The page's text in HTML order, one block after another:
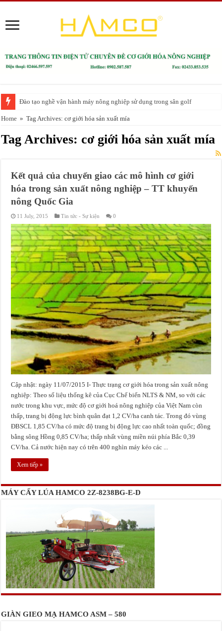
Đào tạo nghề vận hành máy nông nghiệp sử dụng trong sân golf
Home » Tag Archives: cơ giới hóa sản xuất mía
Tag Archives: cơ giới hóa sản xuất mía
Kết quả của chuyển giao các mô hình cơ giới
hóa trong sản xuất nông nghiệp – TT khuyến
nông Quốc Gia
11 July, 2015 Tin tức - Sự kiện 0
Cập nhật: ngày 11/07/2015 I- Thực trạng cơ giới hóa trong sản xuất nông
nghiệp: Theo số liệu thống kê của Cục Chế biến NLTS & NM, so với các
nước trong khu vực, mức độ cơ giới hoá nông nghiệp của Việt Nam còn
thấp, trang bị động lực bình quân đạt 1,2 CV/ha canh tác. Trong đó vùng
ĐBSCL 1,85 CV/ha có mức độ trang bị động lực cao nhất toàn quốc; đồng
bằng sông Hồng 0,85 CV/ha; thấp nhất vùng miền núi phía Bắc 0,39
CV/ha. Cả nước hiện nay có trên 400 nghìn máy kéo các ...
Xem tiếp »
MÁY CẤY LÚA HAMCO 2Z-8238BG-E-D
GIÀN GIEO MẠ HAMCO ASM – 580